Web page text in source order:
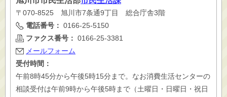
〒070-8525 旭川市7条通9丁目 総合庁舎3階
電話番号： 0166-25-5150
ファクス番号： 0166-25-3381
メールフォーム
受付時間：
午前8時45分から午後5時15分まで。なお消費生活センターの
相談受付は午前9時から午後5時まで（土曜日・日曜日・祝日